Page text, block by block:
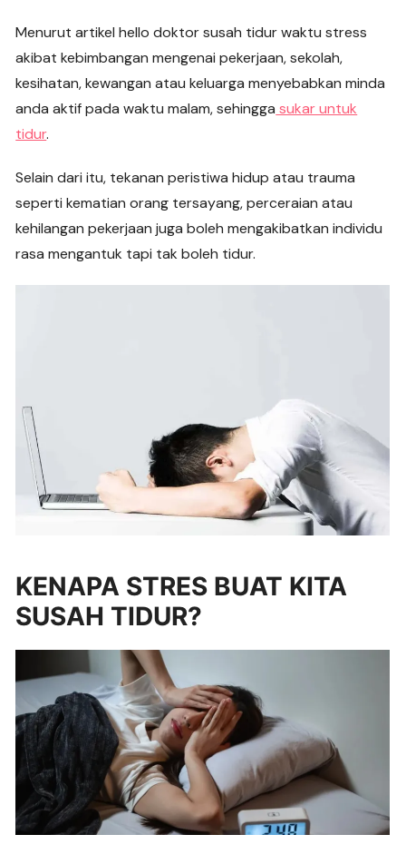
Menurut artikel hello doktor susah tidur waktu stress
akibat kebimbangan mengenai pekerjaan, sekolah,
kesihatan, kewangan atau keluarga menyebabkan minda
anda aktif pada waktu malam, sehingga sukar untuk
tidur.
Selain dari itu, tekanan peristiwa hidup atau trauma
seperti kematian orang tersayang, perceraian atau
kehilangan pekerjaan juga boleh mengakibatkan individu
rasa mengantuk tapi tak boleh tidur.
KENAPA STRES BUAT KITA
SUSAH TIDUR?